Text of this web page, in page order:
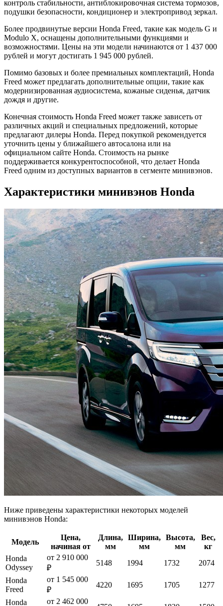
контроль стабильности, антиблокировочная система тормозов,
подушки безопасности, кондиционер и электропривод зеркал.
Более продвинутые версии Honda Freed, такие как модель G и
Modulo X, оснащены дополнительными функциями и
возможностями. Цены на эти модели начинаются от 1 437 000
рублей и могут достигать 1 945 000 рублей.
Помимо базовых и более премиальных комплектаций, Honda
Freed может предлагать дополнительные опции, такие как
модернизированная аудиосистема, кожаные сиденья, датчик
дождя и другие.
Конечная стоимость Honda Freed может также зависеть от
различных акций и специальных предложений, которые
предлагают дилеры Honda. Перед покупкой рекомендуется
уточнить цены у ближайшего автосалона или на
официальном сайте Honda. Стоимость на рынке
поддерживается конкурентоспособной, что делает Honda
Freed одним из доступных вариантов в сегменте минивэнов.
Характеристики минивэнов Honda
Ниже приведены характеристики некоторых моделей
минивэнов Honda:
Модель
Цена,
начиная от
Длина,
мм
Ширина,
мм
Высота,
мм
Вес,
кг
Honda
Odyssey
от 2 910 000
₽
5148 1994 1732 2074
Honda
Freed
от 1 545 000
₽
4220 1695 1705 1277
Honda от 2 462 000